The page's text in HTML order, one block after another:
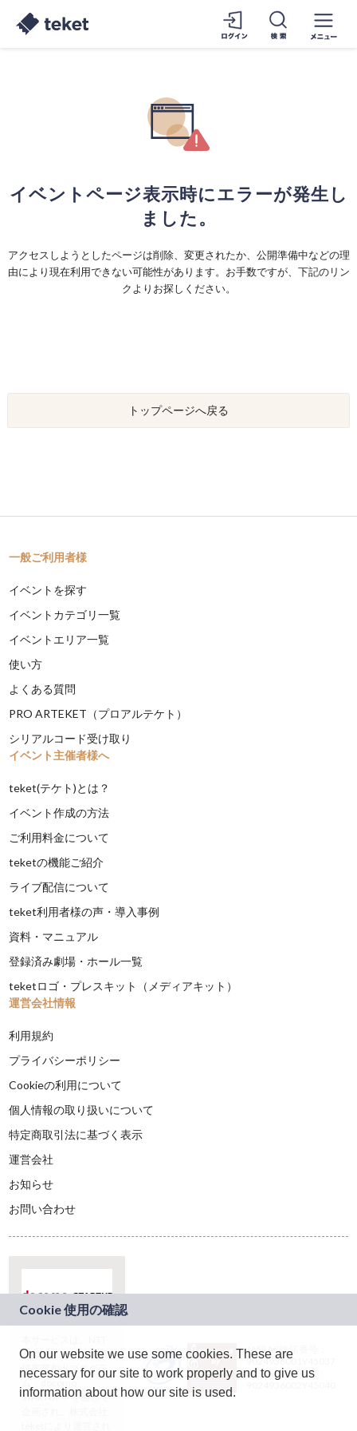
イベントページ表示時にエラーが発生し
ました。
アクセスしようとしたページは削除、変更されたか、公開準備中などの理
由により現在利用できない可能性があります。お手数ですが、下記のリン
クよりお探しください。
トップページへ戻る
一般ご利用者様
イベントを探す
イベントカテゴリ一覧
イベントエリア一覧
使い方
よくある質問
PRO ARTEKET（プロアルテケト）
シリアルコード受け取り
イベント主催者様へ
teket(テケト)とは？
イベント作成の方法
ご利用料金について
teketの機能ご紹介
ライブ配信について
teket利用者様の声・導入事例
資料・マニュアル
登録済み劇場・ホール一覧
teketロゴ・プレスキット（メディアキット）
運営会社情報
利用規約
プライバシーポリシー
Cookieの利用について
個人情報の取り扱いについて
特定商取引法に基づく表示
運営会社
お知らせ
お問い合わせ
ドコモグループの新
規事業創出プログラ
ム「docomo
STARTUP」を通じて
JASRAC許諾番号：
9024936001Y45037
JASRAC許諾番号：
On our website we use some cookies. These are
necessary for our site to work properly and to give us
information about how our site is used.